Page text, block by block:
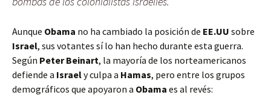
Aunque Obama no ha cambiado la posición de EE.UU sobre
Israel, sus votantes sí lo han hecho durante esta guerra.
Según Peter Beinart, la mayoría de los norteamericanos
defiende a Israely culpa a Hamas, pero entre los grupos
demográficos que apoyaron a Obama es al revés: